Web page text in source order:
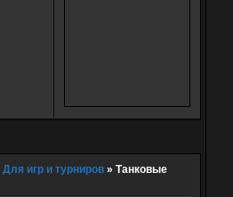
Для игр и турниров » Танковые